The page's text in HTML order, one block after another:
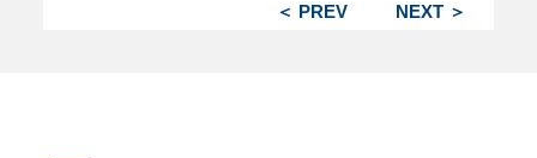
NEXT ＞
＜ PREV